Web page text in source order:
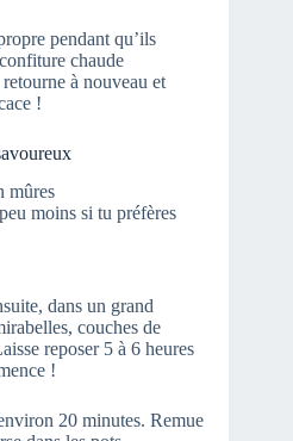
pendant qu’ils
chaude
à nouveau et
!
mûres
moins si tu préfères
dans un grand
couches de
reposer 5 à 6 heures
!
20 minutes. Remue